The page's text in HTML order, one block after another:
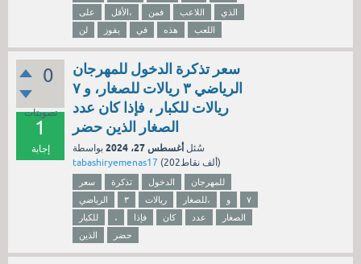
على
الأقل، فمن اللاعب
الذي
لن
يفوز في هذه اللعب
0
تصويتات
1
إجابة
سعر تذكرة الدخول للمهرجان
الرياضي ٣ ريالات للصغار، و ٧
ريالات للكبار ، فإذا كان عدد
الصغار الذين حضر
سُئل أغسطس 27، 2024
بواسطة
tabashiryemenas17 ( 202ألفنقاط)
سعر تذكرة الدخول
للمهرجان
الرياضي
٣ ريالات للصغار، و
٧
للكبار
، فإذا كان عدد
الصغار
الذين
حضر